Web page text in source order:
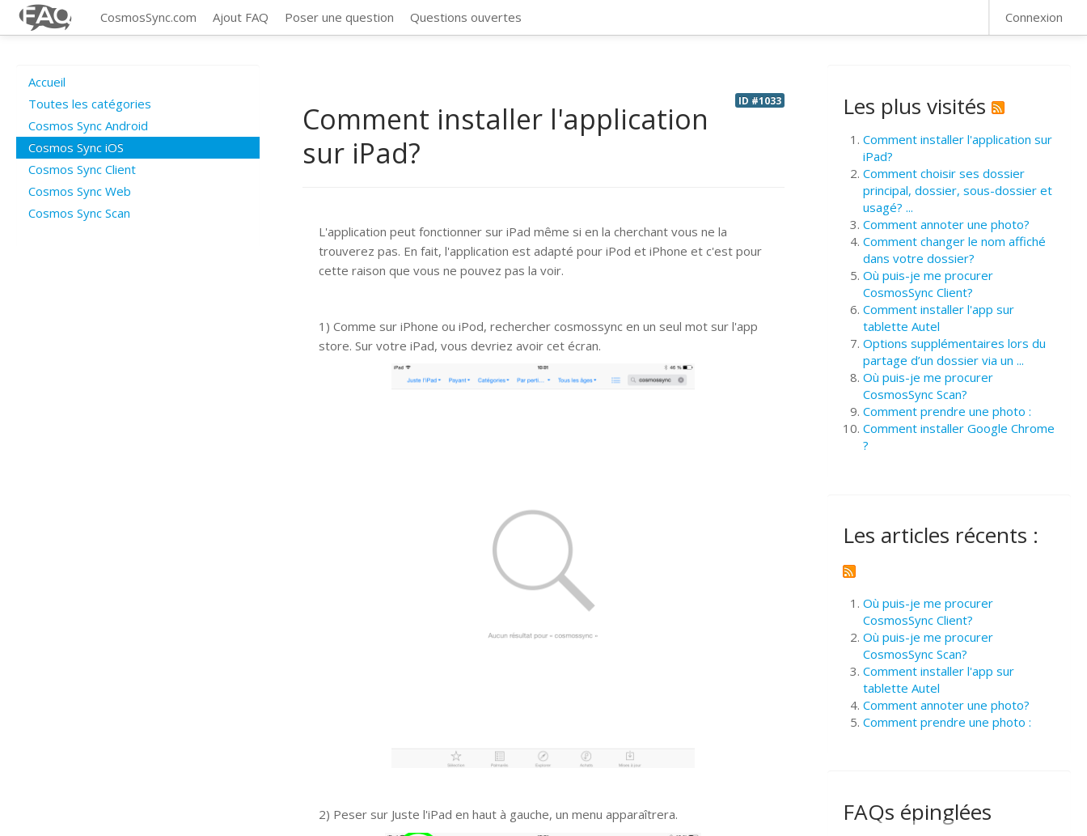
CosmosSync.com Ajout FAQ Poser une question Questions ouvertes Connexion
Accueil
Toutes les catégories
Cosmos Sync Android
Cosmos Sync iOS
Cosmos Sync Client
Cosmos Sync Web
Cosmos Sync Scan
ID #1033
Comment installer l'application
sur iPad?
L'application peut fonctionner sur iPad même si en la cherchant vous ne la
trouverez pas. En fait, l'application est adapté pour iPod et iPhone et c'est pour
cette raison que vous ne pouvez pas la voir.
1) Comme sur iPhone ou iPod, rechercher cosmossync en un seul mot sur l'app
store. Sur votre iPad, vous devriez avoir cet écran.
2) Peser sur Juste l'iPad en haut à gauche, un menu apparaîtrera.
Les plus visités
Comment installer l'application sur
iPad?
Comment choisir ses dossier
principal, dossier, sous-dossier et
usagé? ...
Comment annoter une photo?
Comment changer le nom affiché
dans votre dossier?
Où puis-je me procurer
CosmosSync Client?
Comment installer l'app sur
tablette Autel
Options supplémentaires lors du
partage d’un dossier via un ...
Où puis-je me procurer
CosmosSync Scan?
Comment prendre une photo :
Comment installer Google Chrome
?
Les articles récents :
Où puis-je me procurer
CosmosSync Client?
Où puis-je me procurer
CosmosSync Scan?
Comment installer l'app sur
tablette Autel
Comment annoter une photo?
Comment prendre une photo :
FAQs épinglées